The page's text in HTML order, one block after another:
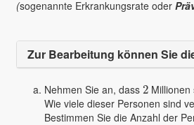
(sogenannte Erkrankungsrate oder
Zur Bearbeitung können Sie
Nehmen Sie an, dass 2
2
Wie viele dieser Personen sind
Bestimmen Sie die Anzahl der